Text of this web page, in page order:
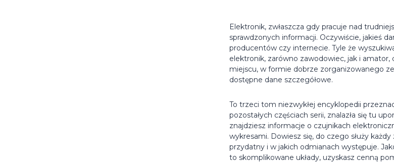
Elektronik, zwłaszcza gdy pracuje nad
sprawdzonych informacji. Oczywiście, jakieś
producentów czy internecie. Tyle że
elektronik, zarówno zawodowiec, jak i
miejscu, w formie dobrze zorganizowanego
dostępne dane szczegółowe.
To trzeci tom niezwykłej encyklopedii
pozostałych częściach serii, znalazła się tu
znajdziesz informacje o czujnikach
wykresami. Dowiesz się, do czego służy
przydatny i w jakich odmianach występuje.
to skomplikowane układy, uzyskasz cenną